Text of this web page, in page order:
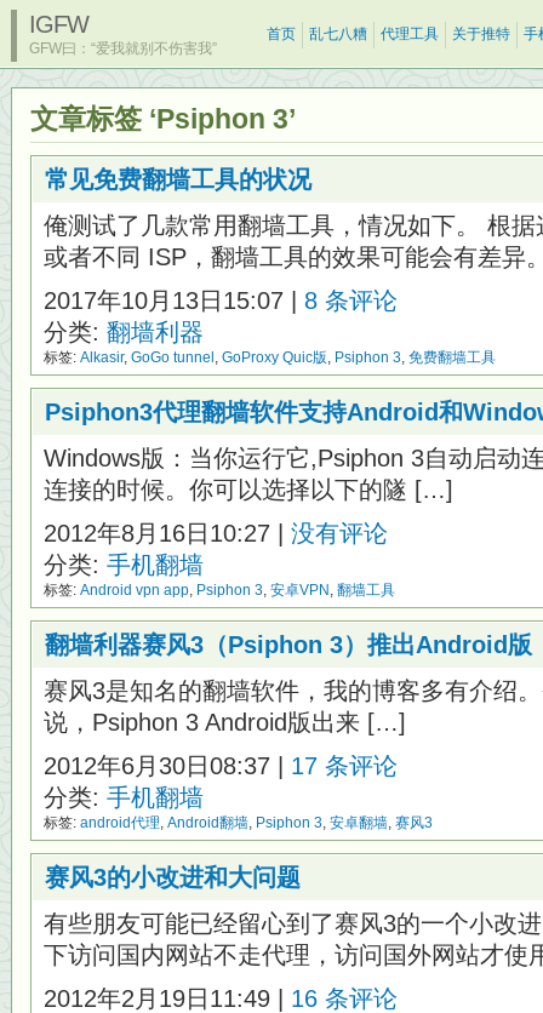
IGFW
GFW曰：“爱我就别不伤害我”
首页 乱七八糟 代理工具 关于推特 手
文章标签 ‘Psiphon 3’
常见免费翻墙工具的状况
俺测试了几款常用翻墙工具，情况如下。 根
或者不同 ISP，翻墙工具的效果可能会有差异
2017年10月13日15:07 | 8 条评论
分类: 翻墙利器
标签: Alkasir, GoGo tunnel , GoProxy Quic版, Psiphon 3, 免费翻墙工具
Psiphon3代理翻墙软件支持Android和
Windows版：当你运行它,Psiphon 3自动启动
连接的时候。你可以选择以下的隧 […]
2012年8月16日10:27 | 没有评论
分类: 手机翻墙
标签: Android vpn app, Psiphon 3, 安卓VPN , 翻墙工具
翻墙利器赛风3（Psiphon 3）推出Android版
赛风3是知名的翻墙软件，我的博客多有介绍
说，Psiphon 3 Android版出来 […]
2012年6月30日08:37 | 17 条评论
分类: 手机翻墙
标签: android代理, Android翻墙, Psiphon 3, 安卓翻墙, 赛风3
赛风3的小改进和大问题
有些朋友可能已经留心到了赛风3的一个小改
下访问国内网站不走代理，访问国外网站才
2012年2月19日11:49 | 16 条评论